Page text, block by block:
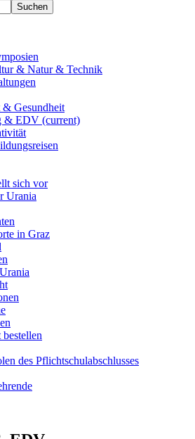
Suchen
& Natur & Technik
& Gesundheit
& EDV (current)
sich vor
Urania
in Graz
des Pflichtschulabschlusses